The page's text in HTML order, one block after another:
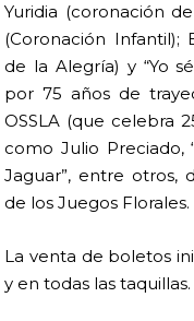
Yuridia (coronación
(Coronación Infantil);
de la Alegría) y “Yo
por 75 años de
OSSLA (que celebra
como Julio Preciado,
Jaguar”, entre otros,
de los Juegos Florales.
La venta de boletos
y en todas las taquillas.